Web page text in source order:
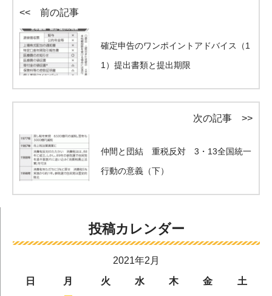
<< 前の記事
確定申告のワンポイントアドバイス（1
1）提出書類と提出期限
次の記事 >>
仲間と団結 重税反対 3・13全国統一
行動の意義（下）
投稿カレンダー
2021年2月
日
月 火 水 木 金
土